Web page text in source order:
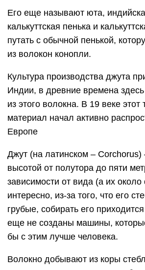
Его еще называют юта,
калькуттская пенька и
путать с обычной пенькой,
из волокон конопли.
Культура производства джута
Индии, в древние времена
из этого волокна. В 19 веке этот
материал начал активно
Европе
Джут (на латинском – Corchorus)
высотой от полутора до пяти
зависимости от вида (а их около
интересно, из-за того, что его
грубые, собирать его
еще не созданы машины,
бы с этим лучше человека.
Волокно добывают из коры